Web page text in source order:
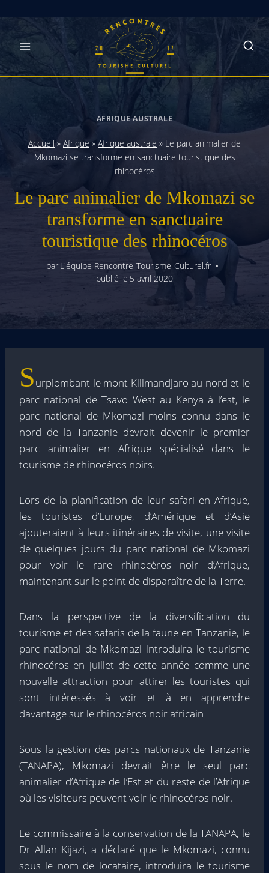
content
AFRIQUE AUSTRALE
Accueil» Afrique » Afrique australe » Le parc animalier de
Mkomazi se transforme en sanctuaire touristique des
rhinocéros
Le parc animalier de Mkomazi se
transforme en sanctuaire
touristique des rhinocéros
par L'équipe Rencontre-Tourisme-Culturel.fr
publié le 5 avril 2020
Surplombant le mont Kilimandjaro au nord et le
parc national de Tsavo West au Kenya à l’est, le
parc national de Mkomazi moins connu dans le
nord de la Tanzanie devrait devenir le premier
parc animalier en Afrique spécialisé dans le
tourisme de rhinocéros noirs.
Lors de la planification de leur safari en Afrique,
les touristes d’Europe, d’Amérique et d’Asie
ajouteraient à leurs itinéraires de visite, une visite
de quelques jours du parc national de Mkomazi
pour voir le rare rhinocéros noir d’Afrique,
maintenant sur le point de disparaître de la Terre.
Dans la perspective de la diversification du
tourisme et des safaris de la faune en Tanzanie, le
parc national de Mkomazi introduira le tourisme
rhinocéros en juillet de cette année comme une
nouvelle attraction pour attirer les touristes qui
sont intéressés à voir et à en apprendre
davantage sur le rhinocéros noir africain
Sous la gestion des parcs nationaux de Tanzanie
(TANAPA), Mkomazi devrait être le seul parc
animalier d’Afrique de l’Est et du reste de l’Afrique
où les visiteurs peuvent voir le rhinocéros noir.
Le commissaire à la conservation de la TANAPA, le
Dr Allan Kijazi, a déclaré que le Mkomazi, connu
sous le nom de locataire, introduira le tourisme